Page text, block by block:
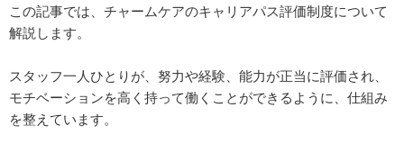
この記事では、チャームケアのキャリアパス評価制度について
解説します。
スタッフ一人ひとりが、努力や経験、能力が正当に評価され、
モチベーションを高く持って働くことができるように、仕組み
を整えています。